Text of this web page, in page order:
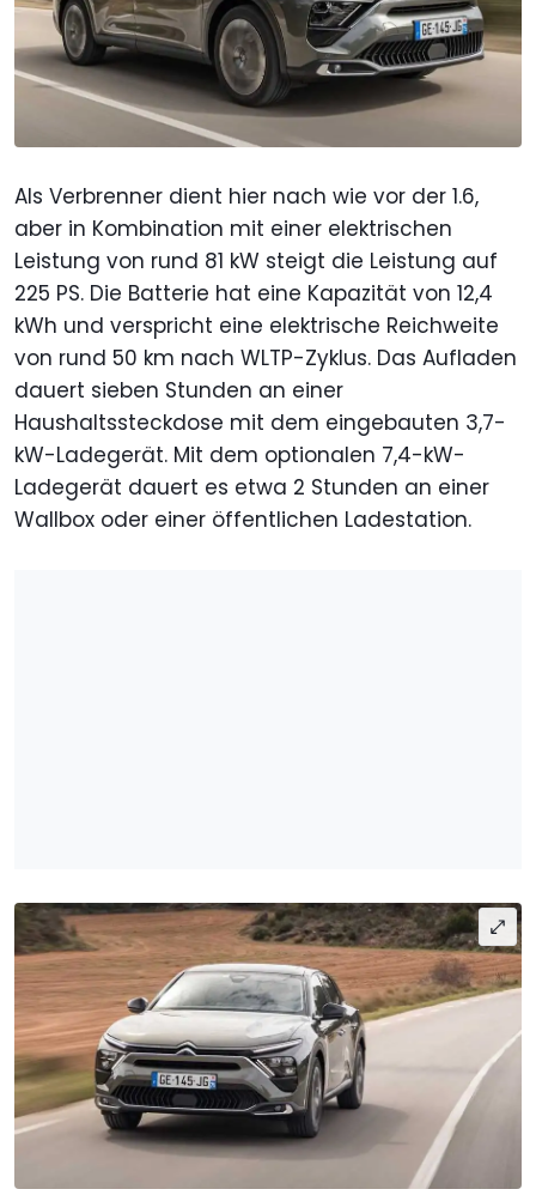
Als Verbrenner dient hier nach wie vor der 1.6,
aber in Kombination mit einer elektrischen
Leistung von rund 81 kW steigt die Leistung auf
225 PS. Die Batterie hat eine Kapazität von 12,4
kWh und verspricht eine elektrische Reichweite
von rund 50 km nach WLTP-Zyklus. Das Aufladen
dauert sieben Stunden an einer
Haushaltssteckdose mit dem eingebauten 3,7-
kW-Ladegerät. Mit dem optionalen 7,4-kW-
Ladegerät dauert es etwa 2 Stunden an einer
Wallbox oder einer öffentlichen Ladestation.